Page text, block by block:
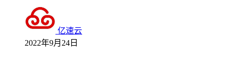
亿速云
2022年9月24日